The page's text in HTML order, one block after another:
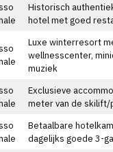
Historisch
hotel met goed
Luxe winterresort
wellnesscenter,
muziek
Exclusieve
meter van de skilift/
Betaalbare
dagelijks goede 3-